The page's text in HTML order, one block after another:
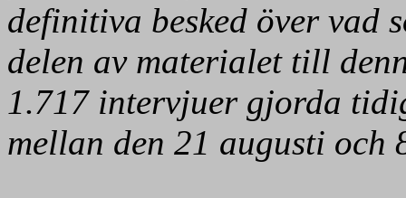
definitiva besked över vad
delen av materialet till
1.717 intervjuer gjorda
mellan den 21 augusti och